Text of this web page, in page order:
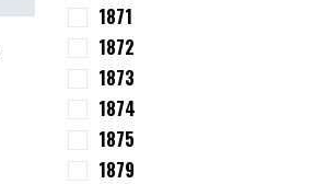
1871
1872
1873
1874
1875
1879